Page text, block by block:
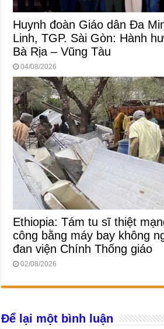
Huynh đoàn Giáo dân Đa
Linh, TGP. Sài Gòn: Hành
Bà Rịa – Vũng Tàu
04/08/2026
Ethiopia: Tám tu sĩ thiệt
công bằng máy bay không
đan viện Chính Thống giáo
02/08/2026
Để lại một bình luận